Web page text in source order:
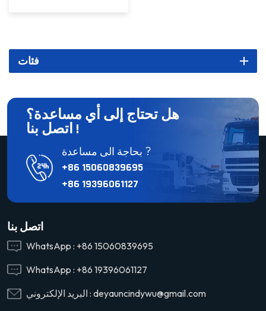
فئات
هل تحتاج إلى أي مساعدة؟
اتصل بنا !
بحاجة الى مساعدة ?
+86 15060839695
+86 19396061127
اتصل بنا
WhatsApp : +86 15060839695
WhatsApp : +86 19396061127
البريد الإلكتروني : deyauncindywu@gmail.com